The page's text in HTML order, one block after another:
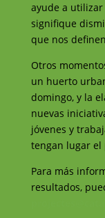
ayude a
signifique
que nos
Otros
un huerto
domingo, y la
nuevas
jóvenes y
tengan lugar el
Para más
resultados,